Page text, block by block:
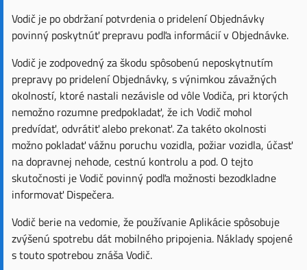
Vodič je po obdržaní potvrdenia o pridelení Objednávky
povinný poskytnúť prepravu podľa informácií v Objednávke.
Vodič je zodpovedný za škodu spôsobenú neposkytnutím
prepravy po pridelení Objednávky, s výnimkou závažných
okolností, ktoré nastali nezávisle od vôle Vodiča, pri ktorých
nemožno rozumne predpokladať, že ich Vodič mohol
predvídať, odvrátiť alebo prekonať. Za takéto okolnosti
možno pokladať vážnu poruchu vozidla, požiar vozidla, účasť
na dopravnej nehode, cestnú kontrolu a pod. O tejto
skutočnosti je Vodič povinný podľa možnosti bezodkladne
informovať Dispečera.
Vodič berie na vedomie, že používanie Aplikácie spôsobuje
zvýšenú spotrebu dát mobilného pripojenia. Náklady spojené
s touto spotrebou znáša Vodič.